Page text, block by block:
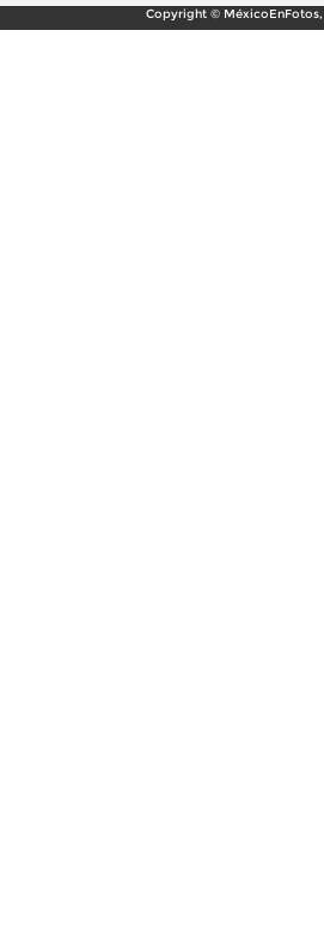
Copyright © MéxicoEnFotos,